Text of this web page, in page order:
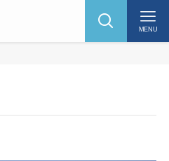
MENU